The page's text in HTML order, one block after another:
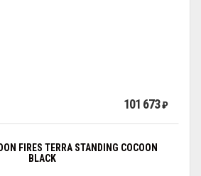
101 673₽
FIRES TERRA STANDING COCOON
BLACK